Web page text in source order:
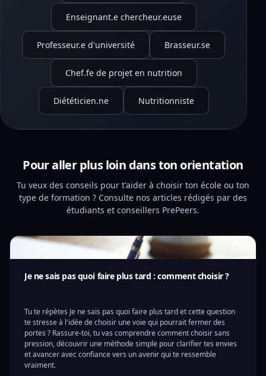
Enseignant.e chercheur.euse
Professeur.e d'université Brasseur.se
Chef.fe de projet en nutrition
Diététicien.ne Nutritionniste
Pour aller plus loin dans ton orientation
Tu veux des conseils pour t'aider à choisir ton école ou ton
type de formation ? Consulte nos articles rédigés par des
étudiants et conseillers PrePeers.
Je ne sais pas quoi faire plus tard : comment choisir ?
Tu te répètes Je ne sais pas quoi faire plus tard et cette question
te stresse à l'idée de choisir une voie qui pourrait fermer des
portes ? Rassure-toi, tu vas comprendre comment choisir sans
pression, découvrir une méthode simple pour clarifier tes envies
et avancer avec confiance vers un avenir qui te ressemble
vraiment.